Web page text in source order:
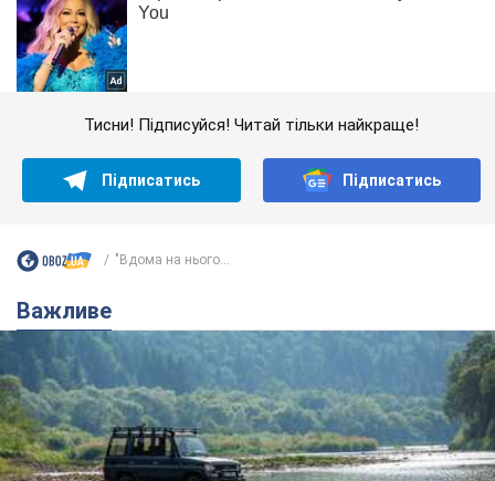
Тисни! Підписуйся! Читай тільки найкраще!
Підписатись Підписатись
"Вдома на нього...
Важливе